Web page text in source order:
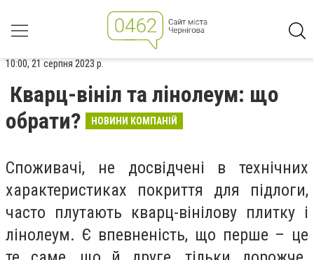
10:00, 21 серпня 2023 р.
Кварц-вініл та лінолеум: що
обрати?
НОВИНИ КОМПАНІЙ
Споживачі, не досвідчені в технічних
характеристиках покриття для підлоги,
часто плутають кварц-вінілову плитку і
лінолеум. Є впевненість, що перше – це